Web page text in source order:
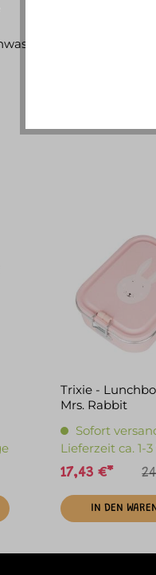
wird empfohlen.
Trixie -
Mrs. Rabbit
Sofort
Lieferzeit ca. 1-
17,43 €*
IN DEN